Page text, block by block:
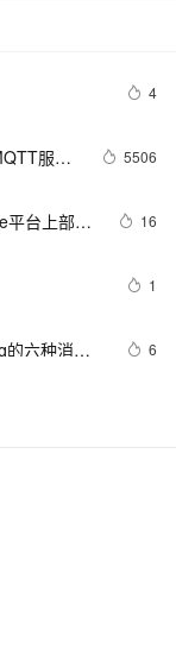
4
服务
5506
平台上部署
16
1
的六种消息
6
息队列
？